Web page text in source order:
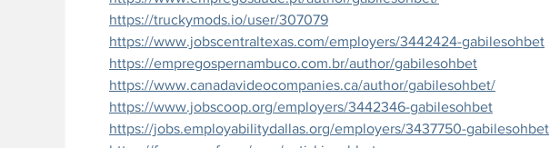
https://truckymods.io/user/307079
https://www.jobscentraltexas.com/employers/3442424-gabilesohbet
https://empregospernambuco.com.br/author/gabilesohbet
https://www.canadavideocompanies.ca/author/gabilesohbet/
https://www.jobscoop.org/employers/3442346-gabilesohbet
https://jobs.employabilitydallas.org/employers/3437750-gabilesohbet